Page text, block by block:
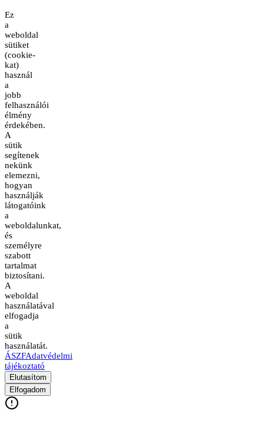
Ez
a
weboldal
sütiket
(cookie-
kat)
használ
a
jobb
felhasználói
élmény
érdekében.
A
sütik
segítenek
nekünk
elemezni,
hogyan
használják
látogatóink
a
weboldalunkat,
és
személyre
szabott
tartalmat
biztosítani.
A
weboldal
használatával
elfogadja
a
sütik
használatát.
ÁSZFAdatvédelmi
tájékoztató
Elutasítom
Elfogadom